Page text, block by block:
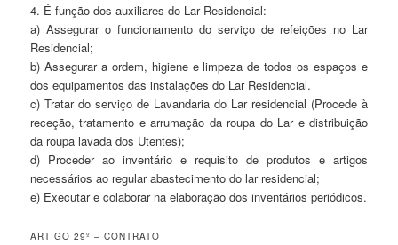
4. É função dos auxiliares do Lar Residencial:
a) Assegurar o funcionamento do serviço de refeições no Lar
Residencial;
b) Assegurar a ordem, higiene e limpeza de todos os espaços e
dos equipamentos das instalações do Lar Residencial.
c) Tratar do serviço de Lavandaria do Lar residencial (Procede à
receção, tratamento e arrumação da roupa do Lar e distribuição
da roupa lavada dos Utentes);
d) Proceder ao inventário e requisito de produtos e artigos
necessários ao regular abastecimento do lar residencial;
e) Executar e colaborar na elaboração dos inventários periódicos.
ARTIGO 29º – CONTRATO